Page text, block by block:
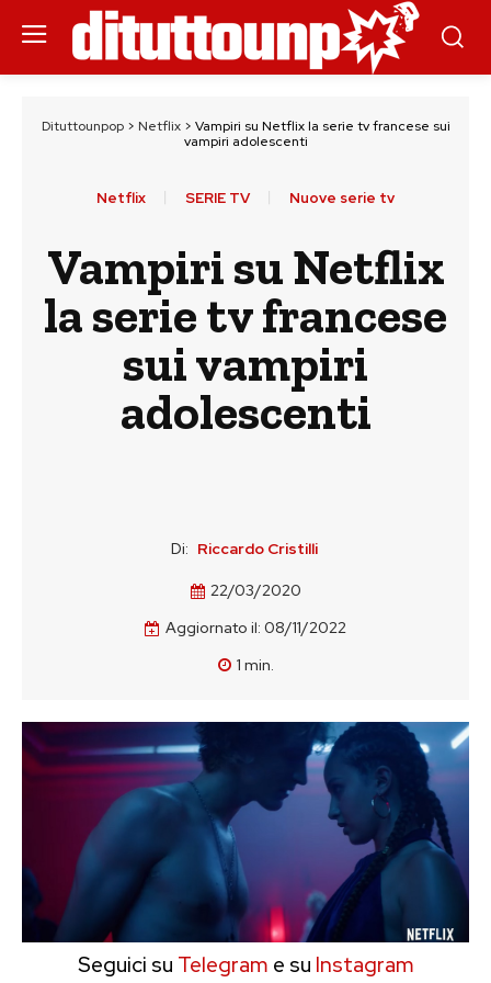
Dituttounpop> Netflix> Vampiri su Netflix la serie tv francese sui
vampiri adolescenti
Netflix SERIE TV Nuove serie tv
Vampiri su Netflix
la serie tv francese
sui vampiri
adolescenti
Di: Riccardo Cristilli
22/03/2020
Aggiornato il: 08/11/2022
1 min.
Seguici su Telegram e su Instagram